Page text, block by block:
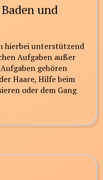
und
hierbei unterstützend
Aufgaben außer
gehören
Haare, Hilfe beim
oder dem Gang